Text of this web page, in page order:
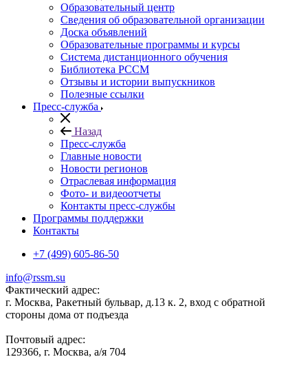
Образовательный центр
Сведения об образовательной организации
Доска объявлений
Образовательные программы и курсы
Система дистанционного обучения
Библиотека РССМ
Отзывы и истории выпускников
Полезные ссылки
Пресс-служба
Назад
Пресс-служба
Главные новости
Новости регионов
Отраслевая информация
Фото- и видеоотчеты
Контакты пресс-службы
Программы поддержки
Контакты
+7 (499) 605-86-50
info@rssm.su
Фактический адрес:
г. Москва, Ракетный бульвар, д.13 к. 2, вход с обратной
стороны дома от подъезда
Почтовый адрес:
129366, г. Москва, а/я 704